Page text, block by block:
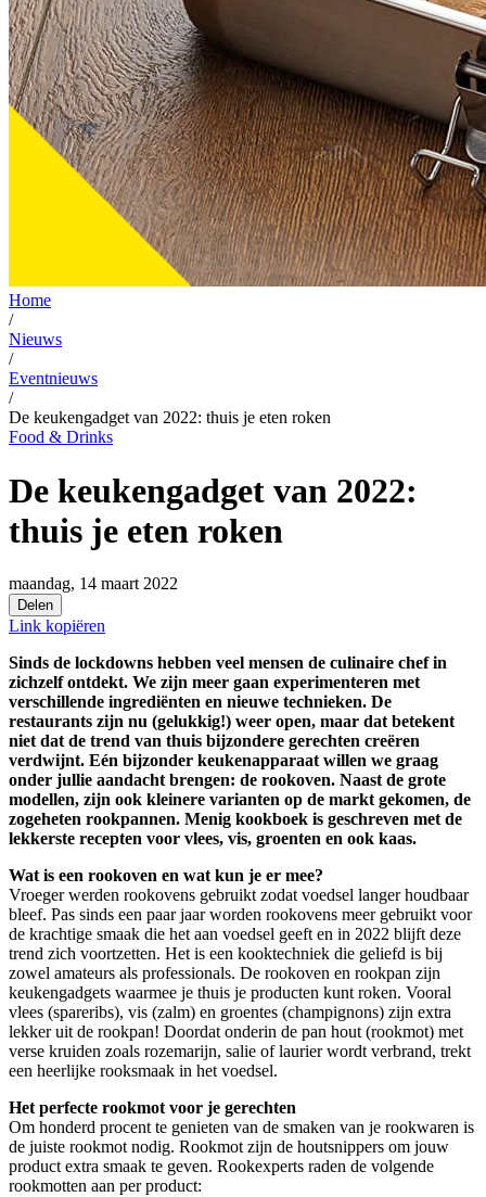
Home
/
Nieuws
/
Eventnieuws
/
De keukengadget van 2022: thuis je eten roken
Food & Drinks
De keukengadget van 2022:
thuis je eten roken
maandag, 14 maart 2022
Delen
Link kopiëren
Sinds de lockdowns hebben veel mensen de culinaire chef in
zichzelf ontdekt. We zijn meer gaan experimenteren met
verschillende ingrediënten en nieuwe technieken. De
restaurants zijn nu (gelukkig!) weer open, maar dat betekent
niet dat de trend van thuis bijzondere gerechten creëren
verdwijnt. Eén bijzonder keukenapparaat willen we graag
onder jullie aandacht brengen: de rookoven. Naast de grote
modellen, zijn ook kleinere varianten op de markt gekomen, de
zogeheten rookpannen. Menig kookboek is geschreven met de
lekkerste recepten voor vlees, vis, groenten en ook kaas.
Wat is een rookoven en wat kun je er mee?
Vroeger werden rookovens gebruikt zodat voedsel langer houdbaar
bleef. Pas sinds een paar jaar worden rookovens meer gebruikt voor
de krachtige smaak die het aan voedsel geeft en in 2022 blijft deze
trend zich voortzetten. Het is een kooktechniek die geliefd is bij
zowel amateurs als professionals. De rookoven en rookpan zijn
keukengadgets waarmee je thuis je producten kunt roken. Vooral
vlees (spareribs), vis (zalm) en groentes (champignons) zijn extra
lekker uit de rookpan! Doordat onderin de pan hout (rookmot) met
verse kruiden zoals rozemarijn, salie of laurier wordt verbrand, trekt
een heerlijke rooksmaak in het voedsel.
Het perfecte rookmot voor je gerechten
Om honderd procent te genieten van de smaken van je rookwaren is
de juiste rookmot nodig. Rookmot zijn de houtsnippers om jouw
product extra smaak te geven. Rookexperts raden de volgende
rookmotten aan per product: